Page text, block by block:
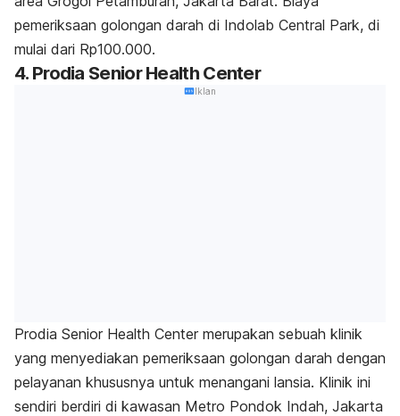
pemeriksaan golongan darah di Indolab Central Park, di
mulai dari Rp100.000.
4. Prodia Senior Health Center
Iklan
Prodia Senior Health Center merupakan sebuah klinik
yang menyediakan pemeriksaan golongan darah dengan
pelayanan khususnya untuk menangani lansia. Klinik ini
sendiri berdiri di kawasan Metro Pondok Indah, Jakarta